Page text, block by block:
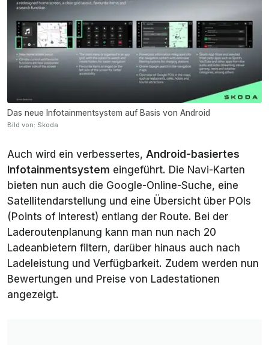
Das neue Infotainmentsystem auf Basis von Android
Bild von: Skoda
Auch wird ein verbessertes, Android-basiertes
Infotainmentsystem eingeführt. Die Navi-Karten
bieten nun auch die Google-Online-Suche, eine
Satellitendarstellung und eine Übersicht über POIs
(Points of Interest) entlang der Route. Bei der
Laderoutenplanung kann man nun nach 20
Ladeanbietern filtern, darüber hinaus auch nach
Ladeleistung und Verfügbarkeit. Zudem werden nun
Bewertungen und Preise von Ladestationen
angezeigt.